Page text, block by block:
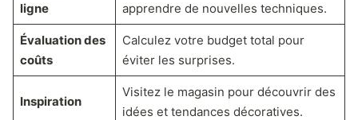
ligne
apprendre de nouvelles techniques.
Évaluation des
coûts
Calculez votre budget total pour
éviter les surprises.
Inspiration
Visitez le magasin pour découvrir des
idées et tendances décoratives.